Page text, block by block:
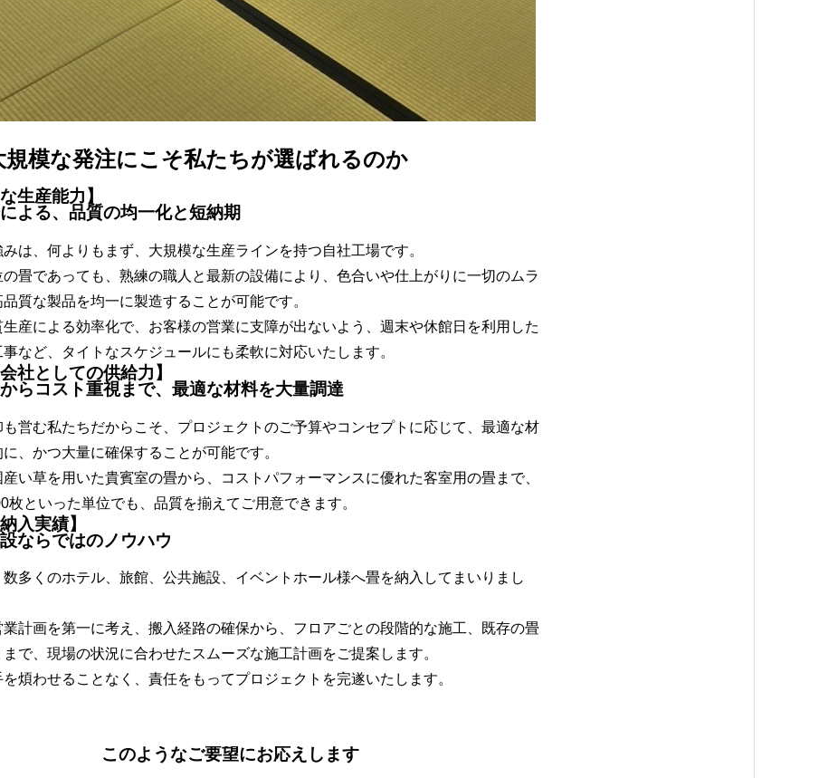
規模な発注にこそ私たちが選ばれるのか
生産能力】
よる、品質の均一化と短納期
は、何よりもまず、大規模な生産ラインを持つ自社工場です。
畳であっても、熟練の職人と最新の設備により、色合いや仕上がりに一切のムラ
質な製品を均一に製造することが可能です。
生産による効率化で、お客様の営業に支障が出ないよう、週末や休館日を利用した
など、タイトなスケジュールにも柔軟に対応いたします。
社としての供給力】
らコスト重視まで、最適な材料を大量調達
営む私たちだからこそ、プロジェクトのご予算やコンセプトに応じて、最適な材
、かつ大量に確保することが可能です。
い草を用いた貴賓室の畳から、コストパフォーマンスに優れた客室用の畳まで、
枚といった単位でも、品質を揃えてご用意できます。
入実績】
ならではのノウハウ
数多くのホテル、旅館、公共施設、イベントホール様へ畳を納入してまいりまし
業計画を第一に考え、搬入経路の確保から、フロアごとの段階的な施工、既存の畳
で、現場の状況に合わせたスムーズな施工計画をご提案 します。
煩わせることなく、責任をもってプロジェクトを完遂いたします。
このようなご要望にお応えします